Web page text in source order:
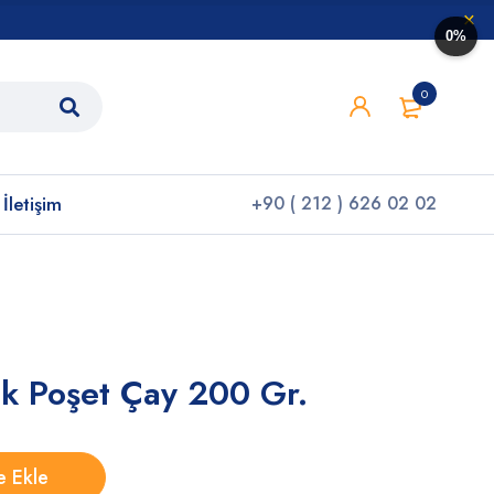
0
İletişim +90 ( 212 ) 626 02 02
Poşet Çay 200 Gr.
Ekle
0%